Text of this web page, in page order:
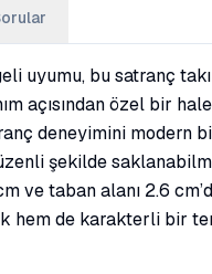
uyumu, bu satranç
açısından özel bir
deneyimini modern
şekilde
taban alanı 2.6
hem de karakterli bir